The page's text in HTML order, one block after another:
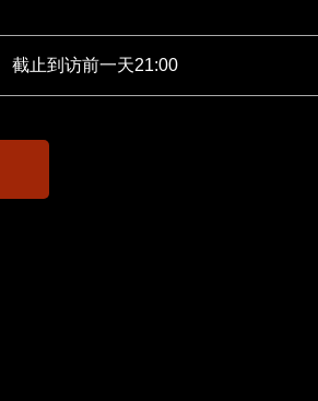
截止到访前一天21:00